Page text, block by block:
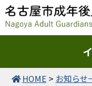
HOME > お知らせ